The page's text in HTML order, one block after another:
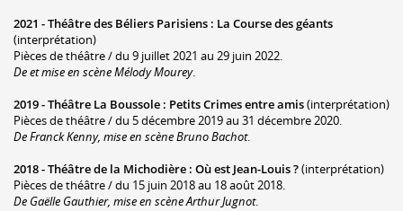
2021 -Théâtre des Béliers Parisiens : La Course des géants
(interprétation)
Pièces de théâtre / du 9 juillet 2021 au 29 juin 2022.
De et mise en scène Mélody Mourey.
2019 -Théâtre La Boussole : Petits Crimes entre amis(interprétation)
Pièces de théâtre / du 5 décembre 2019 au 31 décembre 2020.
De Franck Kenny, mise en scène Bruno Bachot.
2018 -Théâtre de la Michodière : Où est Jean-Louis ?(interprétation)
Pièces de théâtre / du 15 juin 2018 au 18 août 2018.
De Gaëlle Gauthier, mise en scène Arthur Jugnot.